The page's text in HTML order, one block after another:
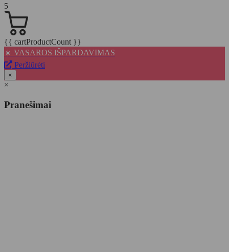
5
{{ cartProductCount }}
☀️ VASAROS IŠPARDAVIMAS
Peržiūrėti
×
×
Pranešimai